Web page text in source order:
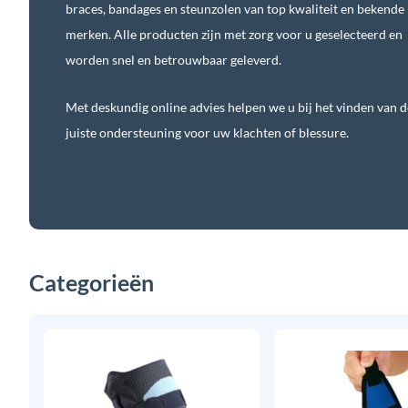
braces, bandages en steunzolen van top kwaliteit en bekende
merken. Alle producten zijn met zorg voor u geselecteerd en
worden snel en betrouwbaar geleverd.
Met deskundig online advies helpen we u bij het vinden van
juiste ondersteuning voor uw klachten of blessure.
Categorieën